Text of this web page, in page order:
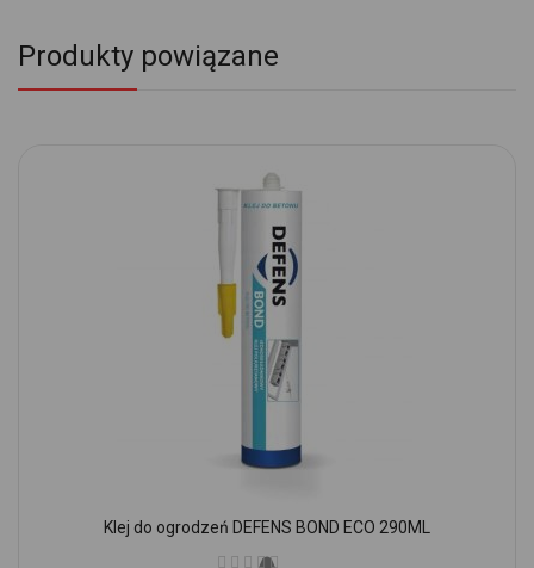
Produkty powiązane
Klej do ogrodzeń DEFENS BOND ECO 290ML
Ocena: